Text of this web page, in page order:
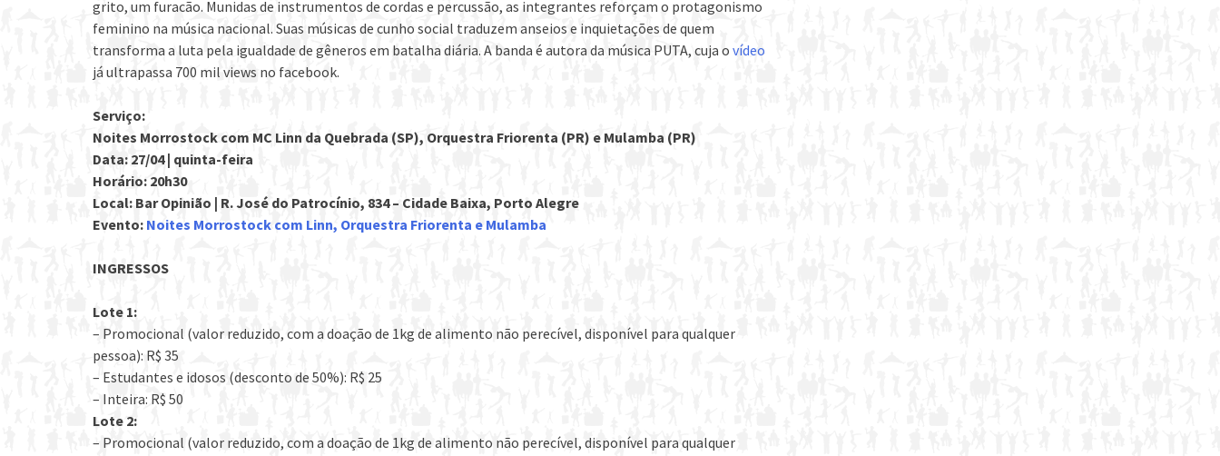
grito, um furacão. Munidas de instrumentos de cordas e percussão, as integrantes reforçam o protagonismo
feminino na música nacional. Suas músicas de cunho social traduzem anseios e inquietações de quem
transforma a luta pela igualdade de gêneros em batalha diária. A banda é autora da música PUTA, cuja o vídeo
já ultrapassa 700 mil views no facebook.
Serviço:
Noites Morrostock com MC Linn da Quebrada (SP), Orquestra Friorenta (PR) e Mulamba (PR)
Data: 27/04 | quinta-feira
Horário: 20h30
Local: Bar Opinião | R. José do Patrocínio, 834 – Cidade Baixa, Porto Alegre
Evento: Noites Morrostock com Linn, Orquestra Friorenta e Mulamba
INGRESSOS
Lote 1:
– Promocional (valor reduzido, com a doação de 1kg de alimento não perecível, disponível para qualquer
pessoa): R$ 35
– Estudantes e idosos (desconto de 50%): R$ 25
– Inteira: R$ 50
Lote 2:
– Promocional (valor reduzido, com a doação de 1kg de alimento não perecível, disponível para qualquer